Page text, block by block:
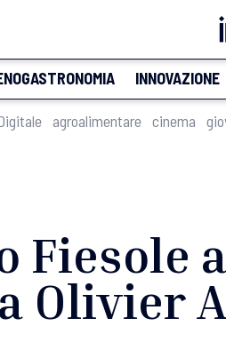
INNOVAZIONE
agroalimentare cinema
Fiesole
Olivier